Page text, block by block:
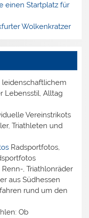
einen Startplatz für
Wolkenkratzer
Lebensstil, Alltag
Vereinstrikots
Triathleten und
Radsportfotos,
, Triathlonräder
aus Südhessen
rund um den
Ob